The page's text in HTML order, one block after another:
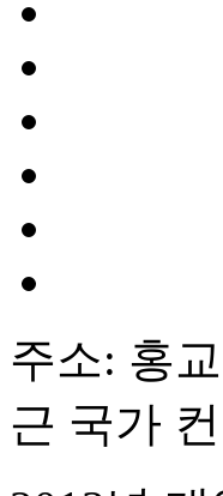
주소: 홍
근 국가